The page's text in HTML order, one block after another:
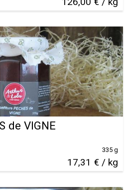
de VIGNE
17,31 € / kg
335 g